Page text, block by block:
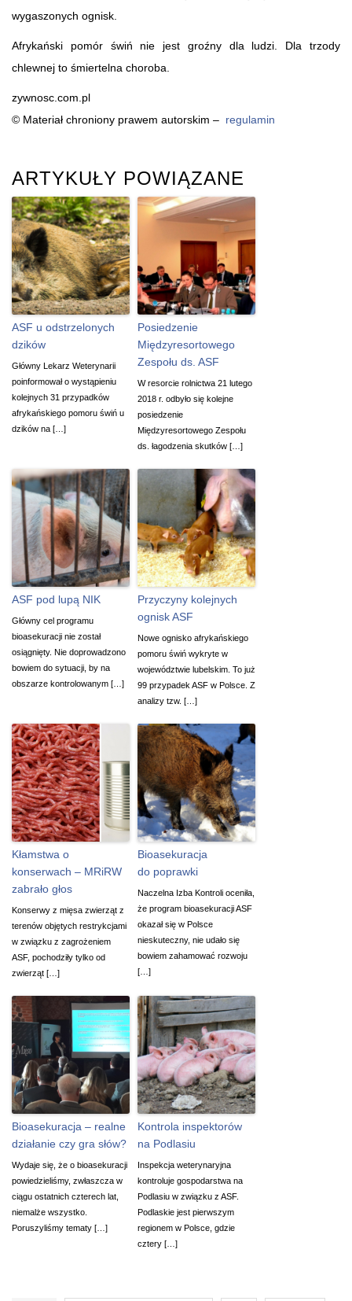
wygaszonych ognisk.
Afrykański pomór świń nie jest groźny dla ludzi. Dla trzody
chlewnej to śmiertelna choroba.
zywnosc.com.pl
© Materiał chroniony prawem autorskim – regulamin
ARTYKUŁY POWIĄZANE
ASF u odstrzelonych
dzików
Główny Lekarz Weterynarii
poinformował o wystąpieniu
kolejnych 31 przypadków
afrykańskiego pomoru świń u
dzików na […]
Posiedzenie
Międzyresortowego
Zespołu ds. ASF
W resorcie rolnictwa 21 lutego
2018 r. odbyło się kolejne
posiedzenie
Międzyresortowego Zespołu
ds. łagodzenia skutków […]
ASF pod lupą NIK
Główny cel programu
bioasekuracji nie został
osiągnięty. Nie doprowadzono
bowiem do sytuacji, by na
obszarze kontrolowanym […]
Przyczyny kolejnych
ognisk ASF
Nowe ognisko afrykańskiego
pomoru świń wykryte w
województwie lubelskim. To już
99 przypadek ASF w Polsce. Z
analizy tzw. […]
Kłamstwa o
konserwach – MRiRW
zabrało głos
Konserwy z mięsa zwierząt z
terenów objętych restrykcjami
w związku z zagrożeniem
ASF, pochodziły tylko od
zwierząt […]
Bioasekuracja
do poprawki
Naczelna Izba Kontroli oceniła,
że program bioasekuracji ASF
okazał się w Polsce
nieskuteczny, nie udało się
bowiem zahamować rozwoju
[…]
Bioasekuracja – realne
działanie czy gra słów?
Wydaje się, że o bioasekuracji
powiedzieliśmy, zwłaszcza w
ciągu ostatnich czterech lat,
niemalże wszystko.
Poruszyliśmy tematy […]
Kontrola inspektorów
na Podlasiu
Inspekcja weterynaryjna
kontroluje gospodarstwa na
Podlasiu w związku z ASF.
Podlaskie jest pierwszym
regionem w Polsce, gdzie
cztery […]